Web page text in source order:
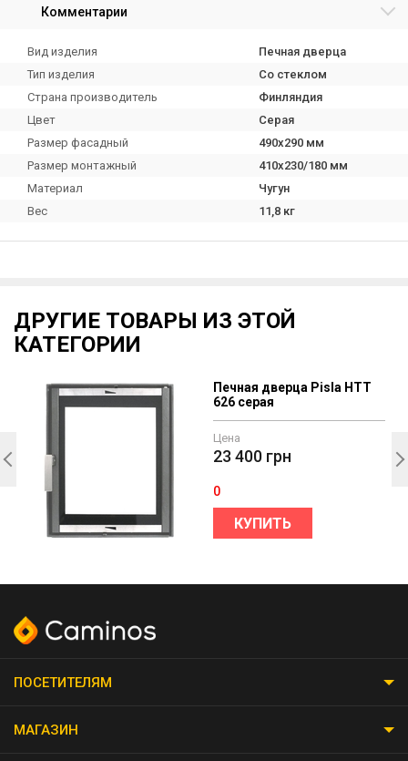
Комментарии
Вид изделия
Печная дверца
Тип изделия
Со стеклом
Страна производитель
Финляндия
Цвет
Серая
Размер фасадный
490х290 мм
Размер монтажный
410х230/180 мм
Материал
Чугун
Вес
11,8 кг
ДРУГИЕ ТОВАРЫ ИЗ ЭТОЙ
КАТЕГОРИИ
Печная дверца Pisla HTT
626 серая
Цена
23 400 грн
0
КУПИТЬ
ПОСЕТИТЕЛЯМ
МАГАЗИН